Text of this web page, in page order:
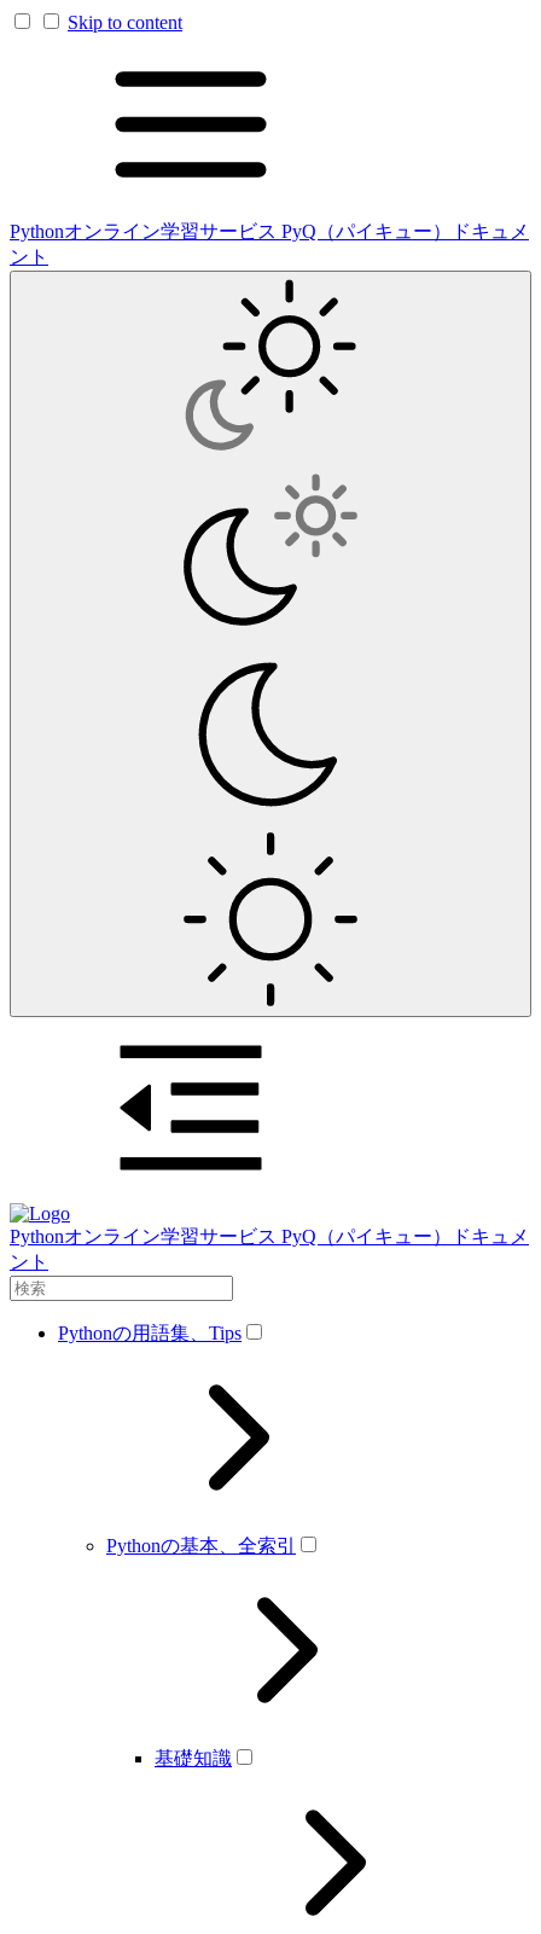
Skip to content
Pythonオンライン学習サービス PyQ（パイキュー）ドキュメ
ント
Pythonオンライン学習サービス PyQ（パイキュー）ドキュメ
ント
Pythonの用語集、Tips
Pythonの基本、全索引
基礎知識